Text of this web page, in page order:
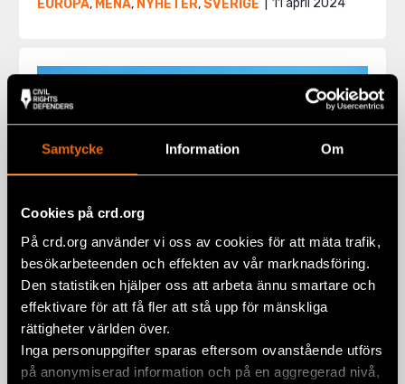
Samtycke Information Om
Cookies på crd.org
På crd.org använder vi oss av cookies för att mäta trafik,
besökarbeteenden och effekten av vår marknadsföring.
Den statistiken hjälper oss att arbeta ännu smartare och
effektivare för att få fler att stå upp för mänskliga
rättigheter världen över.
Inga personuppgifter sparas eftersom ovanstående utförs
på anonymiserad information och på en aggregerad nivå,
EUROPA, MENA, NYHETER, SVERIGE 11 april 2024
Europeiska unionens nya
migrationspakt undergräver rätten
till asyl